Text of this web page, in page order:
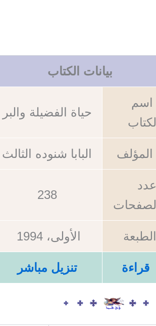
بيانات الكتاب
اسم
الكتاب
حياة الفضيلة والبر
المؤلف البابا شنوده الثالث
عدد
الصفحات
238
الطبعة الأولى، 1994
قراءة تنزيل مباشر